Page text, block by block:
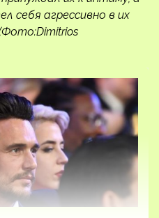
себя агрессивно в их